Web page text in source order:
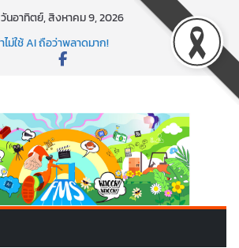
วันอาทิตย์, สิงหาคม 9, 2026
ม่ใช้ AI ถือว่าพลาดมาก!
ปัง แถมเขียนโค้ดสร้างแอปได้อีก! เรียนกับ
ตลาดโลก ด้วยเทคโนโลยี AI!